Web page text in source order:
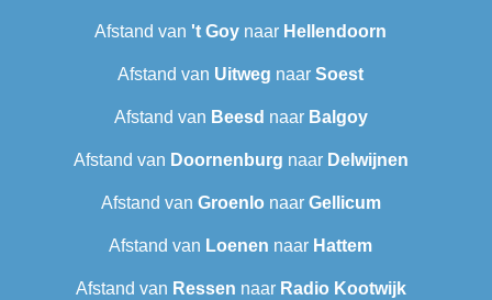
Afstand van 't Goy naar Hellendoorn
Afstand van Uitweg naar Soest
Afstand van Beesd naar Balgoy
Afstand van Doornenburg naar Delwijnen
Afstand van Groenlo naar Gellicum
Afstand van Loenen naar Hattem
Afstand van Ressen naar Radio Kootwijk